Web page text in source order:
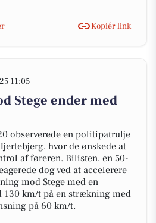
Kopiér link
11:05
Stege ender med
observerede en politipatrulje
hvor de ønskede at
af føreren. Bilisten, en 50-
dog ved at accelerere
mod Stege med en
130 km/t på en strækning med
på 60 km/t.